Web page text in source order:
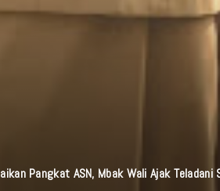
Pangkat ASN, Mbak Wali Ajak